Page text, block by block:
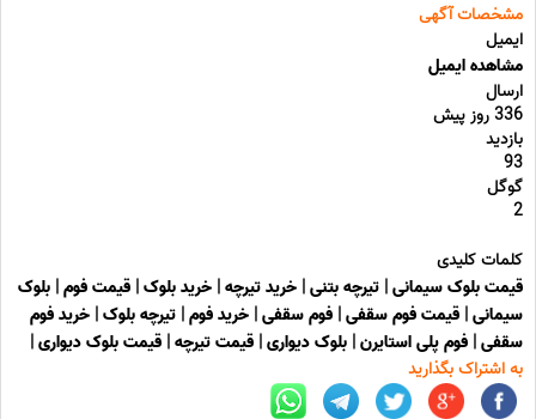
مشخصات آگهی
ایمیل
مشاهده ایمیل
ارسال
336 روز پیش
بازدید
93
گوگل
2
کلمات کلیدی
قیمت بلوک سیمانی| تیرچه بتنی| خرید تیرچه| خرید بلوک| قیمت فوم| بلوک
سیمانی| قیمت فوم سقفی| فوم سقفی| خرید فوم| تیرچه بلوک| خرید فوم
سقفی| فوم پلی استایرن| بلوک دیواری| قیمت تیرچه| قیمت بلوک دیواری|
به اشتراک بگذارید